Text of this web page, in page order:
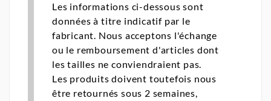
Les informations ci-dessous sont
données à titre indicatif par le
fabricant. Nous acceptons l'échange
ou le remboursement d'articles dont
les tailles ne conviendraient pas.
Les produits doivent toutefois nous
être retournés sous 2 semaines,